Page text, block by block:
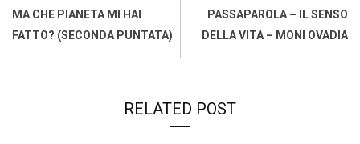
o
o
A
p
d
I
s
n
MA CHE PIANETA MI HAI
FATTO? (SECONDA PUNTATA)
PASSAPAROLA – IL SENSO
DELLA VITA – MONI OVADIA
RELATED POST